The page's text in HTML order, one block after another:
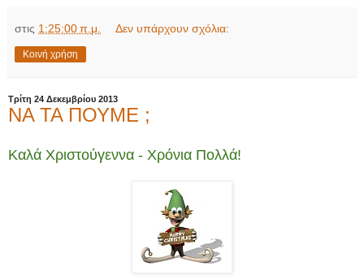
στις 1:25:00 π.μ. Δεν υπάρχουν σχόλια:
Κοινή χρήση
Τρίτη 24 Δεκεμβρίου 2013
ΝΑ ΤΑ ΠΟΥΜΕ ;
Καλά Χριστούγεννα - Χρόνια Πολλά!